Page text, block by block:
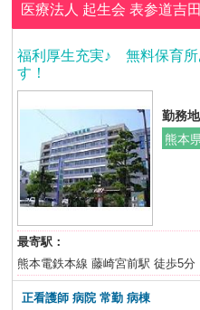
医療法人 起生会表参道吉
福利厚生充実♪ 無料保育
す！
勤務地
熊本
最寄駅：
熊本電鉄本線 藤崎宮前駅 徒歩5分
正看護師 病院 常勤 病棟